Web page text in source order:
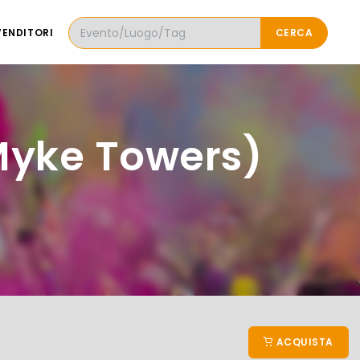
CERCA
Towers)
ACQUISTA